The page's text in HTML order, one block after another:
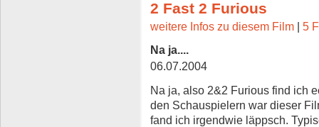
2 Fast 2 Furious
weitere Infos zu diesem Film | 5
Na ja....
06.07.2004
Na ja, also 2&2 Furious find ich
den Schauspielern war dieser
fand ich irgendwie läppsch.